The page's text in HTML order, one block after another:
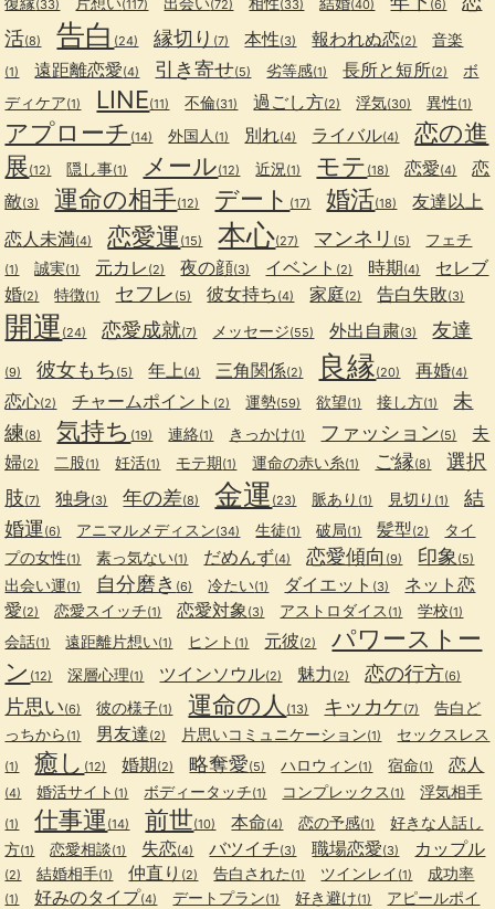
(33) (117) (72) (33) (40) (6)
活(8) 告白 (24) 縁切り (7) 本性(3) 報われぬ恋(2) 音楽
(1) 遠距離恋愛(4) 引き寄せ(5) 劣等感(1) 長所と短所(2)
ボ
ディケア(1) LINE(11) 不倫(31) 過ごし方(2) 浮気(30) 異性(1)
アプローチ (14) 外国人 (1) 別れ(4) ライバル(4)
恋の進
展(12) 隠し事(1) メール(12) 近況 (1) モテ (18) 恋愛(4)
恋
敵(3) 運命の相手(12) デート (17) 婚活(18)
友達以上
恋人未満(4) 恋愛運 (15) 本心(27) マンネリ (5) フェチ
(1) 誠実(1) 元カレ (2) 夜の顔(3) イベント (2) 時期(4)
セレブ
婚(2) 特徴(1) セフレ (5) 彼女持ち (4) 家庭(2) 告白失敗(3)
開運 (24) 恋愛成就(7) メッセージ(55) 外出自粛(3) 友達
(9) 彼女もち (5) 年上 (4) 三角関係(2) 良縁(20) 再婚(4)
恋心(2) チャームポイント (2) 運勢(59) 欲望(1) 接し方(1)
未
練(8) 気持ち (19) 連絡(1) きっかけ(1) ファッション(5)
夫
婦(2) 二股(1) 妊活(1) モテ期(1) 運命の赤い糸(1) ご縁(8)
選択
肢(7) 独身(3) 年の差(8) 金運 (23) 脈あり (1) 見切り (1)
結
婚運(6) アニマルメディスン(34) 生徒(1) 破局(1) 髪型(2)
タイ
プの女性(1) 素っ気ない(1) だめんず(4) 恋愛傾向 (9) 印象 (5)
出会い運(1) 自分磨き (6) 冷たい(1) ダイエット (3)
ネット恋
愛(2) 恋愛スイッチ(1) 恋愛対象 (3) アストロダイス (1) 学校(1)
会話(1) 遠距離片想い(1) ヒント (1) 元彼(2)
パワーストー
ン (12) 深層心理(1) ツインソウル(2) 魅力 (2) 恋の行方(6)
片思い(6) 彼の様子(1) 運命の人 (13) キッカケ(7)
告白ど
っちから (1) 男友達(2) 片思いコミュニケーション(1) セックスレス
(1) 癒し (12) 婚期(2) 略奪愛(5) ハロウィン(1) 宿命(1) 恋人
(4) 婚活サイト (1) ボディータッチ(1) コンプレックス (1) 浮気相手
(1) 仕事運 (14) 前世(10) 本命(4) 恋の予感(1)
好きな人話し
方(1) 恋愛相談(1) 失恋(4) バツイチ(3) 職場恋愛(3) カップル
(2) 結婚相手(1) 仲直り (2) 告白された (1) ツインレイ (1) 成功率
(1) 好みのタイプ(4) デートプラン(1) 好き避け(1)
アピールポイ